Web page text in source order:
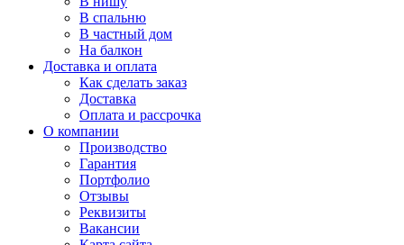
В спальню
В частный дом
На балкон
Доставка и оплата
Как сделать заказ
Доставка
Оплата и рассрочка
О компании
Производство
Гарантия
Портфолио
Отзывы
Реквизиты
Вакансии